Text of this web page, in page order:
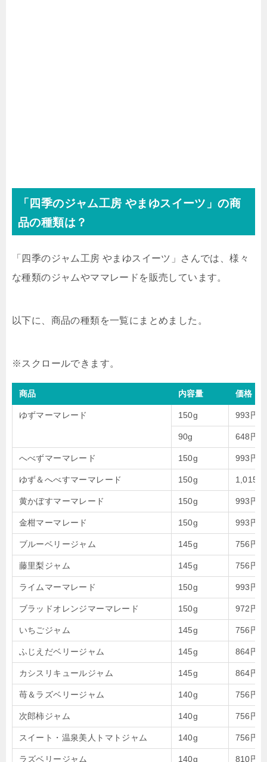
「四季のジャム工房 やまゆスイーツ」の商
品の種類は？
「四季のジャム工房 やまゆスイーツ」さんでは、様々
な種類のジャムやママレードを販売しています。
以下に、商品の種類を一覧にまとめました。
商品 内容量 価格
ゆずマーマレード 150g 993円
90g 648円
へべずマーマレード 150g 993円
ゆず＆へべすマーマレード 150g 1,015円
黄かぼすマーマレード 150g 993円
金柑マーマレード 150g 993円
ブルーベリージャム 145g 756円
藤里梨ジャム 145g 756円
ライムマーマレード 150g 993円
ブラッドオレンジマーマレード 150g 972円
いちごジャム 145g 756円
ふじえだベリージャム 145g 864円
カシスリキュールジャム 145g 864円
苺＆ラズベリージャム 140g 756円
次郎柿ジャム 140g 756円
スイート・温泉美人トマトジャム 140g 756円
ラズベリージャム 140g 810円